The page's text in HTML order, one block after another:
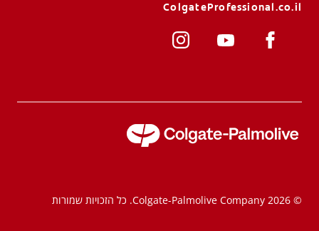
ColgateProfessional.co.il
© 2026 Colgate-Palmolive Company. כל הזכויות שמורות